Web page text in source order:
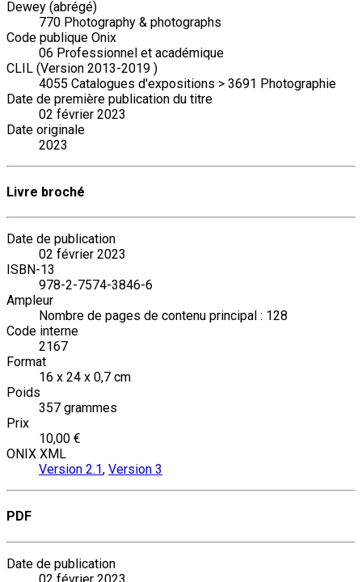
Dewey (abrégé)
770 Photography & photographs
Code publique Onix
06 Professionnel et académique
CLIL (Version 2013-2019 )
4055 Catalogues d'expositions > 3691 Photographie
Date de première publication du titre
02 février 2023
Date originale
2023
Livre broché
Date de publication
02 février 2023
ISBN-13
978-2-7574-3846-6
Ampleur
Nombre de pages de contenu principal : 128
Code interne
2167
Format
16 x 24 x 0,7 cm
Poids
357 grammes
Prix
10,00 €
ONIX XML
Version 2.1, Version 3
PDF
Date de publication
02 février 2023